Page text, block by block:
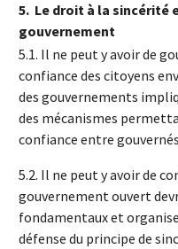
5. Le droit à la sincérité
gouvernement
5.1. Il ne peut y avoir de
confiance des citoyens
des gouvernements
des mécanismes
confiance entre
5.2. Il ne peut y avoir de
gouvernement ouvert
fondamentaux et
défense du principe de